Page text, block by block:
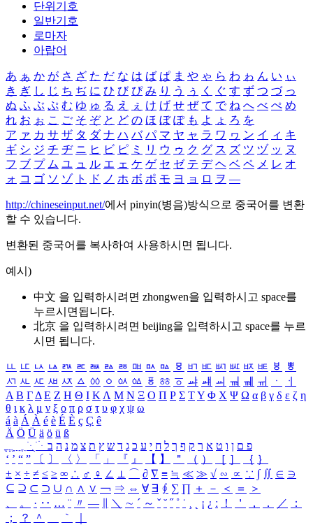
단위기호
일반기호
로마자
아랍어
あ ぁ か が さ ざ た だ な は ば ぱ ま や ゃ ら わ ゎ ん い ぃ
き ぎ し じ ち ぢ に ひ び ぴ み り う ぅ く ぐ す ず つ づ っ
ぬ ふ ぶ ぷ む ゆ ゅ る え ぇ け げ せ ぜ て で ね へ べ ぺ め
れ お ぉ こ ご そ ぞ と ど の ほ ぼ ぽ も よ ょ ろ を
ア ァ カ サ ザ タ ダ ナ ハ バ パ マ ヤ ャ ラ ワ ヮ ン イ ィ キ
ギ シ ジ チ ヂ ニ ヒ ビ ピ ミ リ ウ ゥ ク グ ス ズ ツ ヅ ッ ヌ
フ ブ プ ム ユ ュ ル エ ェ ケ ゲ セ ゼ テ デ ヘ ベ ペ メ レ オ
ォ コ ゴ ソ ゾ ト ド ノ ホ ボ ポ モ ヨ ョ ロ ヲ ―
http://chineseinput.net/에서 pinyin(병음)방식으로 중국어를 변환
할 수 있습니다.
변환된 중국어를 복사하여 사용하시면 됩니다.
예시)
中文 을 입력하시려면 zhongwen을 입력하시고 space를
누르시면됩니다.
北京 을 입력하시려면 beijing을 입력하시고 space를 누르
시면 됩니다.
ㅥ ㅦ ㅧ ㅨ ㅩ ㅪ ㅫ ㅬ ㅭ ㅮ ㅯ ㅰ ㅱ ㅲ ㅳ ㅴ ㅵ ㅶ ㅷ ㅸ
ㅹ
ㅺ ㅻ ㅼ ㅽ ㅾ ㅿ ㆀ ㆁ ㆂ ㆃ ㆄ ㆅ ㆆ ㆇ ㆈ ㆉ ㆊ ㆋ ㆌ ㆍ
ㆎ
Α Β ΓΔ Ε Ζ Η Θ Ι ΚΛ Μ Ν Ξ Ο Π Ρ Σ ΤΥ Φ Χ Ψ Ω α β γ δ ε ζ η
θ ι κ λ μ ν ξ ο π ρ σ τ υ φ χ ψ ω
á à Á À é è É È ç Ç ê
Ä Ö Ü ä ö ü ß
ִֶֹ ֻּ ׁׂ פ ם ן ו ט א ר ק ף ך ל ח י ע כ ג ד ש ץ ת צ מ נ ה ב
‘ ’ “ ” 〔 〕 〈 〉 「 」 『 』 【 】 ＂ （ ） ［ ］ ｛ ｝
± × ÷ ≠ ≤ ≥ ∞ ∴ ♂ ♀ ∠ ⊥ ⌒ ∂ ∇ ≡ ≒ ≪ ≫ √ ∽ ∝ ∵ ∫ ∬ ∈ ∋
⊆ ⊇ ⊂ ⊃ ∪ ∩ ∧ ∨ ￢ ⇒ ⇔ ∀ ∃ ∮ ∑ ∏ ＋ － ＜ ＝
＞
、
。 · ‥ … ¨ 〃 ― ＼ ∼ ´ ～ ˇ ˘ ˝ ˚ ˙ ¸ ¡ ¿ ː ！ ＇ ， ． ／
：
；
？ ＾ ｀